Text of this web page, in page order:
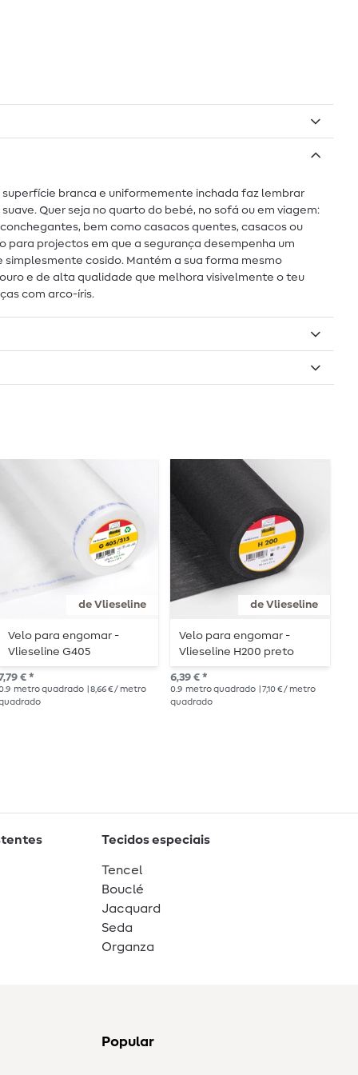
branca e uniformemente inchada faz lembrar
Quer seja no quarto do bebé, no sofá ou em viagem:
bem como casacos quentes, casacos ou
projectos em que a segurança desempenha um
cosido. Mantém a sua forma mesmo
e de alta qualidade que melhora visivelmente o teu
com arco-íris.
de Vlieseline
Velo para engomar -
Vlieseline G405
€ *
metro quadrado
| 8,66 € / metro
de Vlieseline
Velo para engomar -
Vlieseline H200 preto
6,39 € *
0.9 metro quadrado
| 7,10 € / metro
quadrado
Tecidos especiais
Tencel
Bouclé
Jacquard
Seda
Organza
Popular